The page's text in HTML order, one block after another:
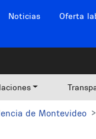
Noticias Oferta
de Montevideo